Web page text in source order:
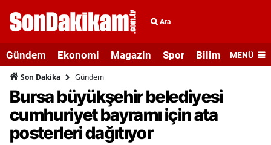
Ara
Gündem Ekonomi Magazin Spor Bilim veMENÜ
Son Dakika Gündem
Bursa büyükşehir belediyesi
cumhuriyet bayramı için ata
posterleri dağıtıyor